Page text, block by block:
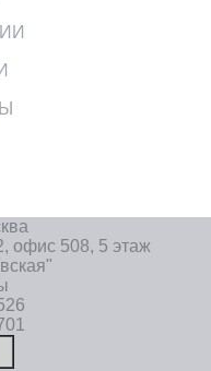
офис 508, 5 этаж